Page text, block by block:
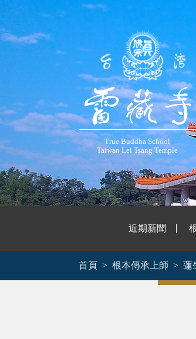
True Buddha School
Taiwan Lei Tsang Temple
近期新聞
首頁 根本傳承上師 蓮